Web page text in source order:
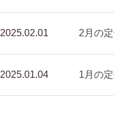
2025.02.01 2月の
2025.01.04 1月の